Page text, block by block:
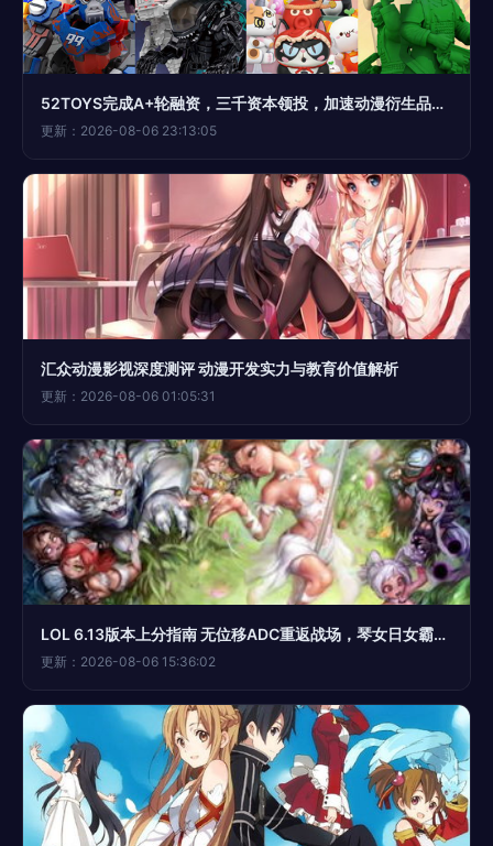
52TOYS完成A+轮融资，三千资本领投，加速动漫衍生品开发布局
更新：2026-08-06 23:13:05
汇众动漫影视深度测评 动漫开发实力与教育价值解析
更新：2026-08-06 01:05:31
LOL 6.13版本上分指南 无位移ADC重返战场，琴女日女霸气崛起
更新：2026-08-06 15:36:02